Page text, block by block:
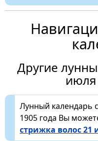
Другие
июля
Лунный календарь
1905 года Вы
стрижка волос 21